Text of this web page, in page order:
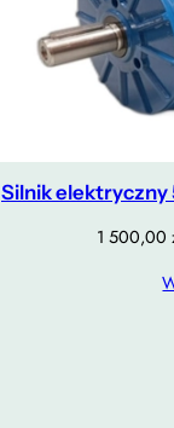
Silnik elektryczny
1 500,00